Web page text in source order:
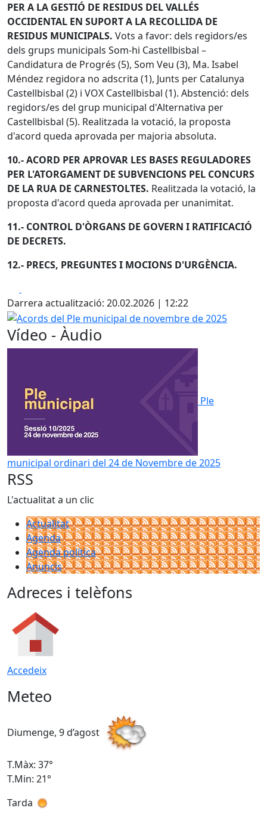
PER A LA GESTIÓ DE RESIDUS DEL VALLÉS
OCCIDENTAL EN SUPORT A LA RECOLLIDA DE
RESIDUS MUNICIPALS. Vots a favor: dels regidors/es
dels grups municipals Som-hi Castellbisbal –
Candidatura de Progrés (5), Som Veu (3), Ma. Isabel
Méndez regidora no adscrita (1), Junts per Catalunya
Castellbisbal (2) i VOX Castellbisbal (1). Abstenció: dels
regidors/es del grup municipal d'Alternativa per
Castellbisbal (5). Realitzada la votació, la proposta
d'acord queda aprovada per majoria absoluta.
10.- ACORD PER APROVAR LES BASES REGULADORES
PER L'ATORGAMENT DE SUBVENCIONS PEL CONCURS
DE LA RUA DE CARNESTOLTES. Realitzada la votació, la
proposta d'acord queda aprovada per unanimitat.
11.- CONTROL D'ÒRGANS DE GOVERN I RATIFICACIÓ
DE DECRETS.
12.- PRECS, PREGUNTES I MOCIONS D'URGÈNCIA.
Darrera actualització: 20.02.2026 | 12:22
Acords del Ple municipal de novembre de 2025
Vídeo - Àudio
Ple
municipal ordinari del 24 de Novembre de 2025
RSS
L'actualitat a un clic
Actualitat
Agenda
Agenda política
Anuncis
Adreces i telèfons
Accedeix
Meteo
Diumenge, 9 d’agost
T.Màx: 37°
T.Min: 21°
Tarda